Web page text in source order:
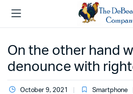
On the other hand
denounce with
October 9, 2021 Smartphone